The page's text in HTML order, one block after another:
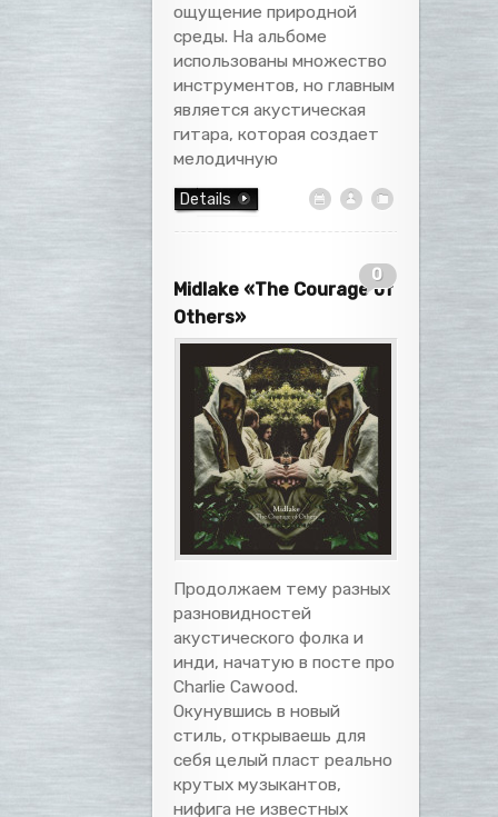
ощущение природной
среды. На альбоме
использованы множество
инструментов, но главным
является акустическая
гитара, которая создает
мелодичную
Details
0
Midlake «The Courage of
Others»
Продолжаем тему разных
разновидностей
акустического фолка и
инди, начатую в посте про
Charlie Cawood.
Окунувшись в новый
стиль, открываешь для
себя целый пласт реально
крутых музыкантов,
нифига не известных